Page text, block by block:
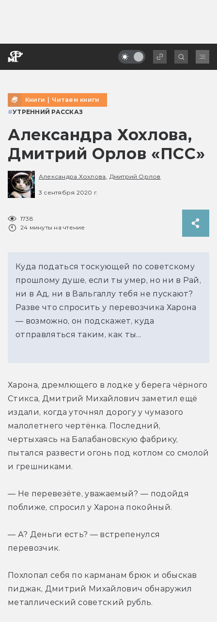
Книги | Читаем книги
#УТРЕННИЙ РАССКАЗ
Александра Хохлова,
Дмитрий Орлов «ПСС»
Александра Хохлова, Дмитрий Орлов
3 сентября 2020 г.
1738
24 минуты на чтение
Куда податься тоскующей по советскому
прошлому душе, если ты умер, но ни в Рай,
ни в Ад, ни в Вальгаллу тебя не пускают?
Разве что спросить у перевозчика Харона
— возможно, он подскажет, куда
отправляться таким, как ты...
Харона, дремлющего в лодке у берега чёрного
Стикса, Дмитрий Михайлович заметил ещё
издали, когда уточнял дорогу у чумазого
малолетнего чертёнка. Последний,
чертыхаясь на Балабановскую фабрику,
пытался развести огонь под котлом со смолой
и грешниками.
— Не перевезёте, уважаемый? — подойдя
поближе, спросил у Харона покойный.
— А? Деньги есть? — встрепенулся
перевозчик.
Похлопал себя по карманам брюк и обыскав
пиджак, Дмитрий Михайлович обнаружил
металлический советский рубль.